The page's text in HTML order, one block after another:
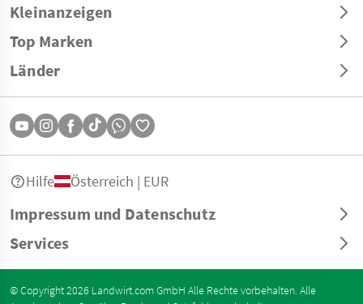
Kleinanzeigen
Top Marken
Länder
Impressum und Datenschutz
Services
Hilfe Österreich | EUR
© Copyright 2026 Landwirt.com GmbH Alle Rechte vorbehalten. Alle